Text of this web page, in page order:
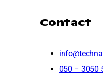
Contact
050 – 3050